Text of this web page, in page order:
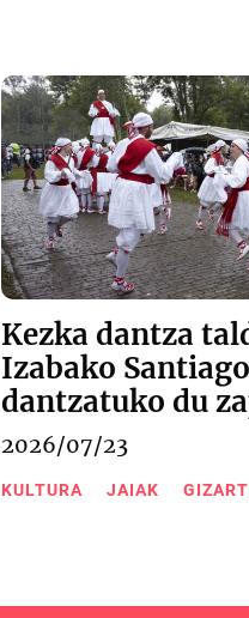
Kezka dantza
Izabako
dantzatuko du
2026/07/23
KULTURA JAIAK